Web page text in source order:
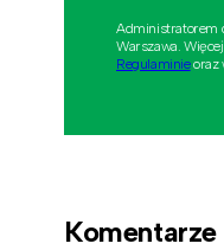
Administratorem
Warszawa.
Regulaminieoraz
Komentarze